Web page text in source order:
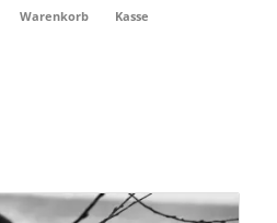
Warenkorb Kasse